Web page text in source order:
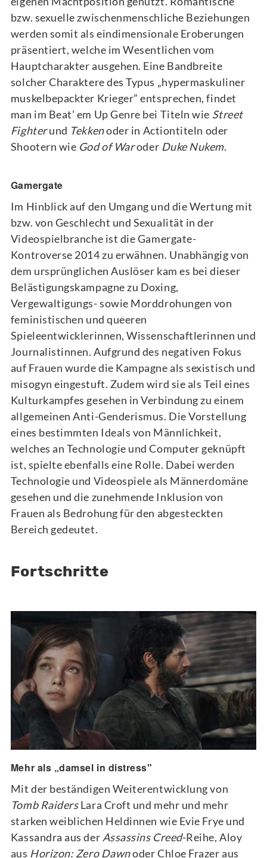
bzw. sexuelle zwischenmenschliche Beziehungen
werden somit als eindimensionale Eroberungen
präsentiert, welche im Wesentlichen vom
Hauptcharakter ausgehen. Eine Bandbreite
solcher Charaktere des Typus „hypermaskuliner
muskelbepackter Krieger” entsprechen, findet
man im Beat’ em Up Genre bei Titeln wie Street
Fighterund Tekkenoder in Actiontiteln oder
Shootern wie God of Waroder Duke Nukem.
Gamergate
Im Hinblick auf den Umgang und die Wertung mit
bzw. von Geschlecht und Sexualität in der
Videospielbranche ist die Gamergate-
Kontroverse 2014 zu erwähnen. Unabhängig von
dem ursprünglichen Auslöser kam es bei dieser
Belästigungskampagne zu Doxing,
Vergewaltigungs- sowie Morddrohungen von
feministischen und queeren
Spieleentwicklerinnen, Wissenschaftlerinnen und
Journalistinnen. Aufgrund des negativen Fokus
auf Frauen wurde die Kampagne als sexistisch und
misogyn eingestuft. Zudem wird sie als Teil eines
Kulturkampfes gesehen in Verbindung zu einem
allgemeinen Anti-Genderismus. Die Vorstellung
eines bestimmten Ideals von Männlichkeit,
welches an Technologie und Computer geknüpft
ist, spielte ebenfalls eine Rolle. Dabei werden
Technologie und Videospiele als Männerdomäne
gesehen und die zunehmende Inklusion von
Frauen als Bedrohung für den abgesteckten
Bereich gedeutet.
Fortschritte
Mehr als „damsel in distress"
Mit der beständigen Weiterentwicklung von
Tomb RaidersLara Croft und mehr und mehr
starken weiblichen Heldinnen wie Evie Frye und
Kassandra aus der Assassins Creed-Reihe, Aloy
aus Horizon: Zero Dawnoder Chloe Frazer aus